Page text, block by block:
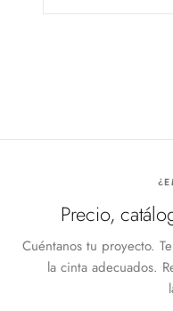
Precio,
Cuéntanos tu proyecto.
la cinta adecuados.